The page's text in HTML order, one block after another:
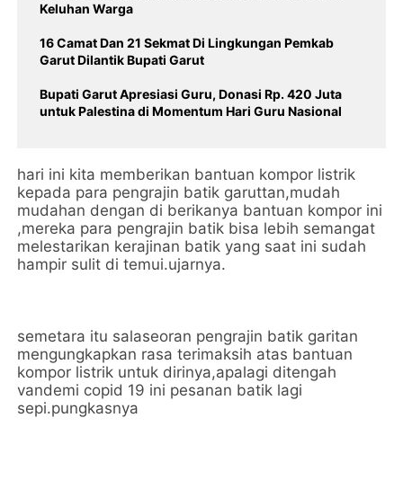
Keluhan Warga
16 Camat Dan 21 Sekmat Di Lingkungan Pemkab
Garut Dilantik Bupati Garut
Bupati Garut Apresiasi Guru, Donasi Rp. 420 Juta
untuk Palestina di Momentum Hari Guru Nasional
hari ini kita memberikan bantuan kompor listrik
kepada para pengrajin batik garuttan,mudah
mudahan dengan di berikanya bantuan kompor ini
,mereka para pengrajin batik bisa lebih semangat
melestarikan kerajinan batik yang saat ini sudah
hampir sulit di temui.ujarnya.
semetara itu salaseoran pengrajin batik garitan
mengungkapkan rasa terimaksih atas bantuan
kompor listrik untuk dirinya,apalagi ditengah
vandemi copid 19 ini pesanan batik lagi
sepi.pungkasnya